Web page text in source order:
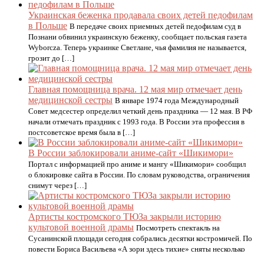
Украинская беженка продавала своих детей педофилам
в Польше В передаче своих приемных детей педофилам суд в
Познани обвинил украинскую беженку, сообщает польская газета
Wyborcza. Теперь украинке Светлане, чья фамилия не называется,
грозит до […]
Главная помощница врача. 12 мая мир отмечает день
медицинской сестры В январе 1974 года Международный
Совет медсестер определил четкий день праздника — 12 мая. В РФ
начали отмечать праздник с 1993 года. В России эта профессия в
постсоветское время была в […]
В России заблокировали аниме-сайт «Шикимори»
Портал с информацией про аниме и мангу «Шикимори» сообщил
о блокировке сайта в России. По словам руководства, ограничения
снимут через […]
Артисты костромского ТЮЗа закрыли историю
культовой военной драмы Посмотреть спектакль на
Сусанинской площади сегодня собрались десятки костромичей. По
повести Бориса Васильева «А зори здесь тихие» сняты несколько